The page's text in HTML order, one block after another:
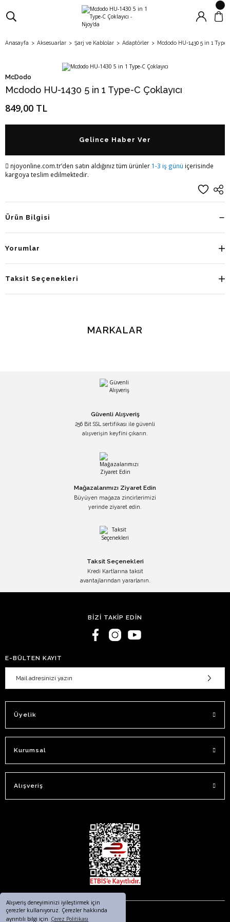
Alışveriş deneyiminizi iyileştirmek için
çerezler kullanıyoruz. Çerezler hakkında
ayrıntılı bilgi için Çerez Politikası
Anasayfa Aksesuarlar Şarj ve Kablolar Adaptörler Mcdodo HU-1430 5 in 1 Type-
McDodo
Mcdodo HU-1430 5 in 1 Type-C Çoklayıcı
849,00 TL
Gelince Haber Ver
njoyonline.com.tr’den satın aldığınız tüm ürünler 1-3 iş günü içerisinde
kargoya teslim edilmektedir.
Ürün Bilgisi
Yorumlar
Taksit Seçenekleri
MARKALAR
Güvenli Alışveriş
256 Bit SSL sertifikası ile güvenli
alışverişin keyfini çıkarın.
Mağazalarımızı Ziyaret Edin
Büyüyen mağaza zincirlerimizi
yerinde ziyaret edin.
Taksit Seçenekleri
Kredi Kartlarına taksit
avantajlarından yararlanın.
BİZİ TAKİP EDİN
E-BÜLTEN KAYIT
Üyelik
Kurumsal
Alışveriş